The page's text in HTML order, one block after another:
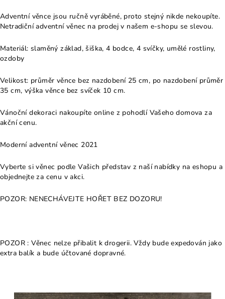
Adventní věnce jsou ručně vyráběné, proto stejný nikde nekoupíte.
Netradiční adventní věnec na prodej v našem e-shopu se slevou.
Materiál: slaměný základ, šiška, 4 bodce, 4 svíčky, umělé rostliny,
ozdoby
Velikost: průměr věnce bez nazdobení 25 cm, po nazdobení průměr
35 cm, výška věnce bez svíček 10 cm.
Vánoční dekoraci nakoupíte online z pohodlí Vašeho domova za
akční cenu.
Moderní adventní věnec 2021
Vyberte si věnec podle Vašich představ z naší nabídky na eshopu a
objednejte za cenu v akci.
POZOR: NENECHÁVEJTE HOŘET BEZ DOZORU!
POZOR : Věnec nelze přibalit k drogerii. Vždy bude expedován jako
extra balík a bude účtované dopravné.